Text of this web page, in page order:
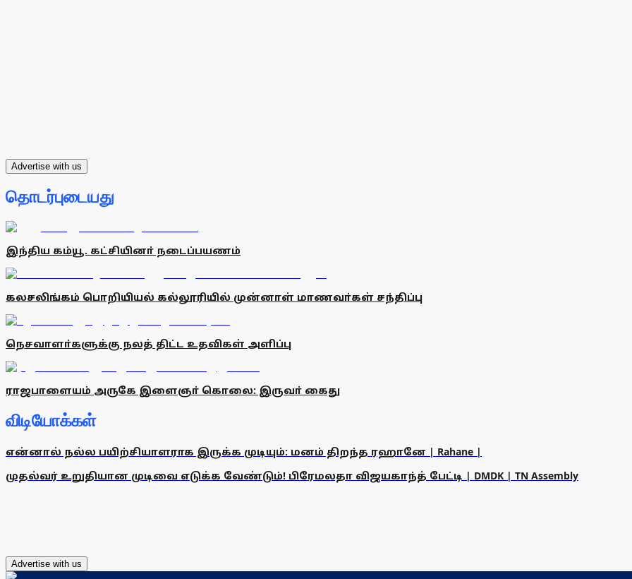
Advertise with us
தொடர்புடையது
இந்திய கம்யூ. கட்சியினா் நடைப்பயணம்
கலசலிங்கம் பொறியியல் கல்லூரியில் முன்னாள் மாணவா்கள் சந்திப்பு
நெசவாளா்களுக்கு நலத் திட்ட உதவிகள் அளிப்பு
ராஜபாளையம் அருகே இளைஞா் கொலை: இருவா் கைது
விடியோக்கள்
என்னால் நல்ல பயிற்சியாளராக இருக்க முடியும்: மனம் திறந்த ரஹானே | Rahane |
முதல்வர் உறுதியான முடிவை எடுக்க வேண்டும்! பிரேமலதா விஜயகாந்த் பேட்டி | DMDK | TN Assembly
Advertise with us